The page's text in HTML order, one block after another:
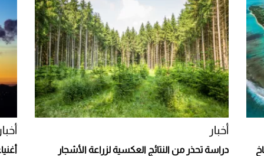
أخبار
دراسة تحذر من النتائج العكسية لزراعة الأشجار